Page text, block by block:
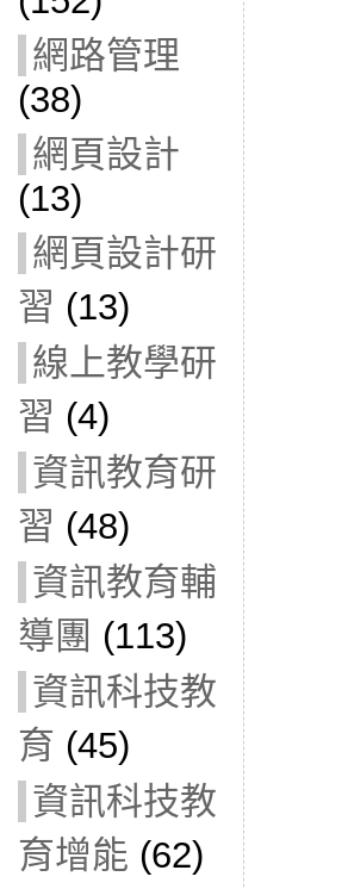
網路管理
(38)
網頁設計
(13)
網頁設計研
習 (13)
線上教學研
習 (4)
資訊教育研
習 (48)
資訊教育輔
導團 (113)
資訊科技教
育 (45)
資訊科技教
育增能 (62)